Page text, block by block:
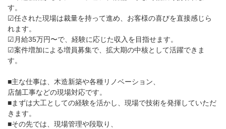
す。
☑任された現場は裁量を持って進め、お客様の喜びを直接感じら
れます。
☑月給35万円〜で、経験に応じた収入を目指せます。
☑案件増加による増員募集で、拡大期の中核として活躍できま
す。
■主な仕事は、木造新築や各種リノベーション、
店舗工事などの現場対応です。
■まずは大工としての経験を活かし、現場で技術を発揮していただ
きます。
■その先では、現場管理や段取り、